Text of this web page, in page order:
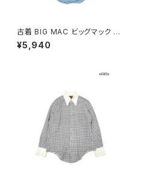
古着 BIG MAC ビッグマック 刺
繍 無地 コットン 長袖 シャツ 青
水色 (ttu2603111)
¥5,940